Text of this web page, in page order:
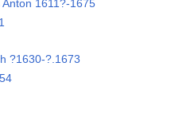
1611?-1675
?1630-?.1673